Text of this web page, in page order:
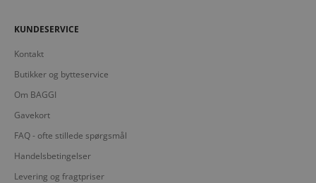
KUNDESERVICE
Kontakt
Butikker og bytteservice
Om BAGGI
Gavekort
FAQ - ofte stillede spørgsmål
Handelsbetingelser
Levering og fragtpriser